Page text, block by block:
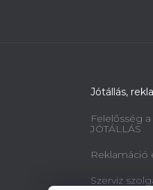
Jótállás,
Felelősség
JÓTÁLLÁS
Reklamáció
Szerviz